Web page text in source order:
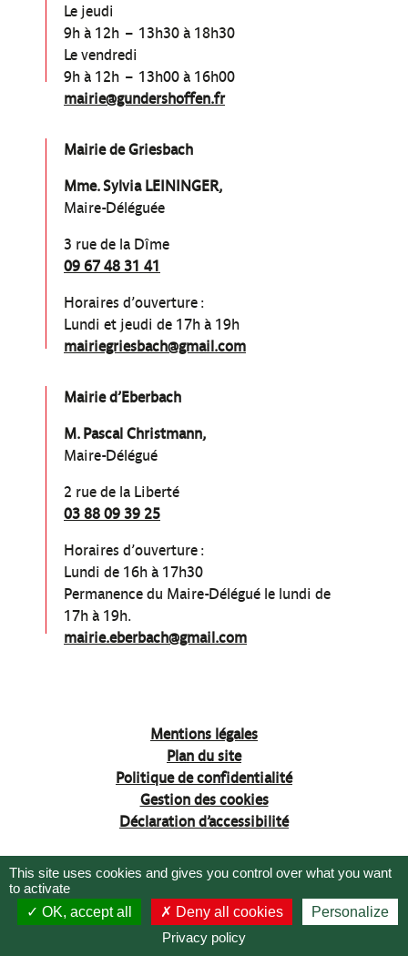
ACCÈS DIRECTS
Le jeudi
9h à 12h – 13h30 à 18h30
Le vendredi
9h à 12h – 13h00 à 16h00
mairie@gundershoffen.fr
Mairie de Griesbach
Mme. Sylvia LEININGER,
Maire-Déléguée
3 rue de la Dîme
09 67 48 31 41
Horaires d’ouverture :
Lundi et jeudi de 17h à 19h
mairiegriesbach@gmail.com
Mairie d’Eberbach
M. Pascal Christmann,
Maire-Délégué
2 rue de la Liberté
03 88 09 39 25
Horaires d’ouverture :
Lundi de 16h à 17h30
Permanence du Maire-Délégué le lundi de
17h à 19h.
mairie.eberbach@gmail.com
Mentions légales
Plan du site
Politique de confidentialité
Gestion des cookies
Déclaration d’accessibilité
This site uses cookies and gives you control over what you want
to activate
OK, accept all
Deny all cookies
Personalize
Privacy policy